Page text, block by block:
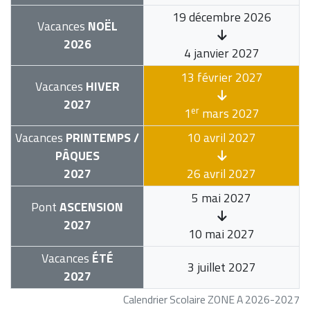
Calendrier Scolaire ZONE A 2026-2027
Vacances NOËL
2026
19 décembre 2026
4 janvier 2027
Vacances HIVER
2027
13 février 2027
1ermars 2027
Vacances PRINTEMPS /
PÂQUES
2027
10 avril 2027
26 avril 2027
PontASCENSION
2027
5 mai 2027
10 mai 2027
Vacances ÉTÉ
2027
3 juillet 2027